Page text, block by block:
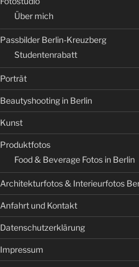
Über mich
Passbilder Berlin-Kreuzberg
Studentenrabatt
Porträt
Beautyshooting in Berlin
Kunst
Produktfotos
Food & Beverage Fotos in Berlin
Architekturfotos & Interieurfotos
Anfahrt und Kontakt
Datenschutzerklärung
Impressum